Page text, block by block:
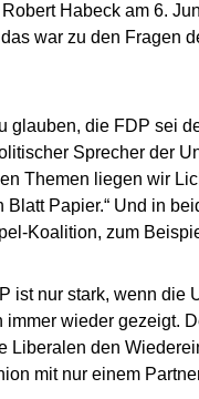
Habeck am 6.
war zu den Fragen
glauben, die FDP sei
Sprecher der
Themen liegen wir
Papier.“ Und in
Koalition, zum
ist nur stark, wenn die
wieder gezeigt.
Liberalen den
mit nur einem